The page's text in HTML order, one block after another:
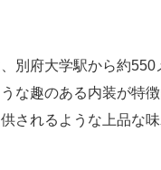
別府大学駅から約
な趣のある内装が特
されるような上品な